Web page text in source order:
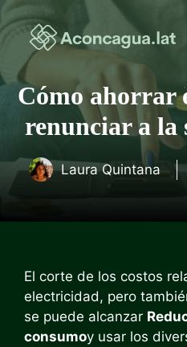
Saltar
al
contenido
Cómo ahorrar
renunciar a la
Laura Quintana
El corte de los costos
electricidad, pero
se puede alcanzar
consumoy usar los